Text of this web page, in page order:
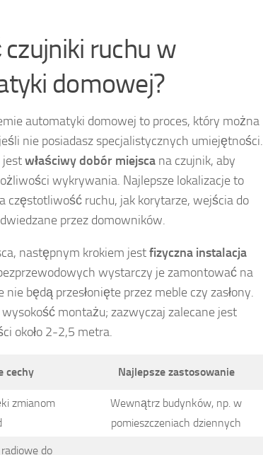
ruchu w
domowej?
automatyki domowej to proces, który można
nie posiadasz specjalistycznych umiejętności.
jestwłaściwy dobór miejsca na czujnik, aby
wykrywania. Najlepsze lokalizacje to
częstotliwość ruchu, jak korytarze, wejścia do
przez domowników.
następnym krokiem jestfizyczna instalacja
wystarczy je zamontować na
będą przesłonięte przez meble czy zasłony.
montażu; zazwyczaj zalecane jest
około 2-2,5 metra.
cechy Najlepsze zastosowanie
zmianom
Wewnątrz budynków, np. w
pomieszczeniach dziennych
do